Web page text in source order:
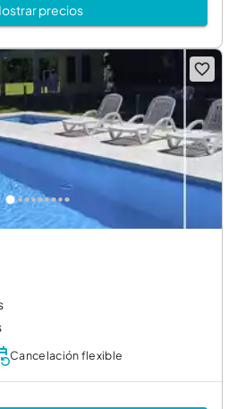
precios
Cancelación flexible